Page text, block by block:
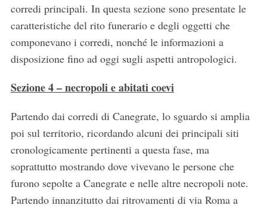
corredi principali. In questa sezione sono presentate le
caratteristiche del rito funerario e degli oggetti che
componevano i corredi, nonché le informazioni a
disposizione fino ad oggi sugli aspetti antropologici.
Sezione 4 – necropoli e abitati coevi
Partendo dai corredi di Canegrate, lo sguardo si amplia
poi sul territorio, ricordando alcuni dei principali siti
cronologicamente pertinenti a questa fase, ma
soprattutto mostrando dove vivevano le persone che
furono sepolte a Canegrate e nelle altre necropoli note.
Partendo innanzitutto dai ritrovamenti di via Roma a